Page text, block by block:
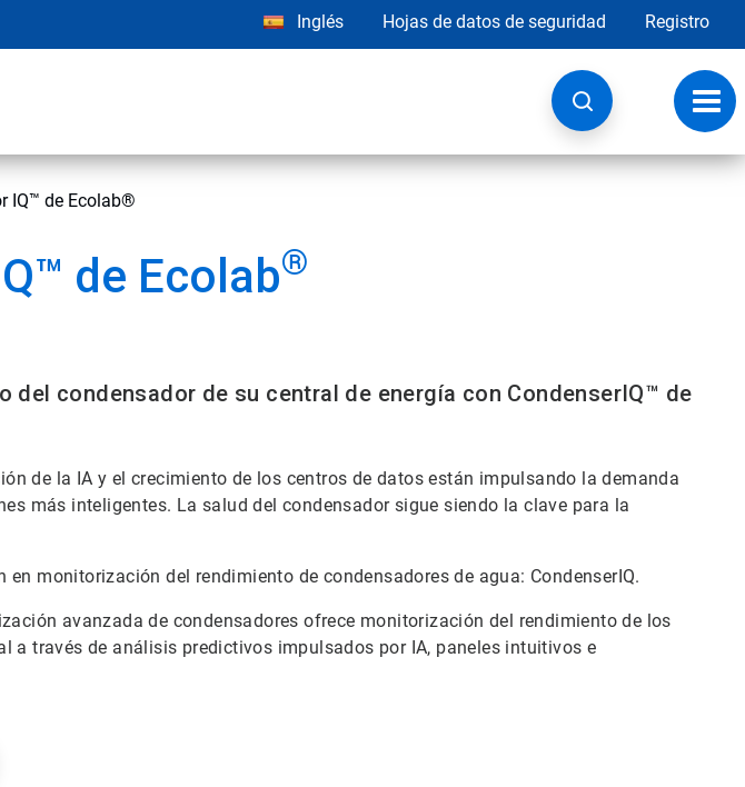
Inglés Hojas de datos de seguridad Registro
de
IQ™ de Ecolab®
de Ecolab®
del condensador de su central de energía con CondenserIQ™ de
de la IA y el crecimiento de los centros de datos están impulsando la demanda
más inteligentes. La salud del condensador sigue siendo la clave para la
en monitorización del rendimiento de condensadores de agua: CondenserIQ.
avanzada de condensadores ofrece monitorización del rendimiento de los
a través de análisis predictivos impulsados por IA, paneles intuitivos e